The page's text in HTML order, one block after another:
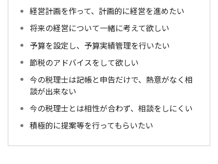
経営計画を作って、計画的に経営を進めたい
将来の経営について一緒に考えて欲しい
予算を設定し、予算実績管理を行いたい
節税のアドバイスをして欲しい
今の税理士は記帳と申告だけで、熱意がなく相
談が出来ない
今の税理士とは相性が合わず、相談をしにくい
積極的に提案等を行ってもらいたい